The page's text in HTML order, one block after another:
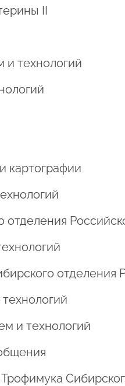
II
и технологий
картографии
отделения
отделения
и технологий